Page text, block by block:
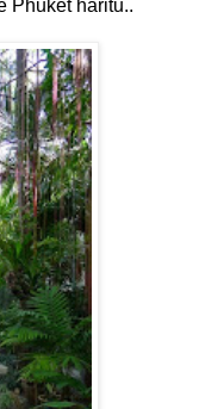
Phuket haritu..